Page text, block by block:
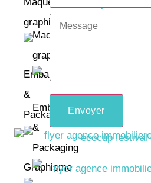
graphique
Emballage
&
Packaging
Graphisme
Maquette
graphique
Emballage
&
Packaging
Envoyer